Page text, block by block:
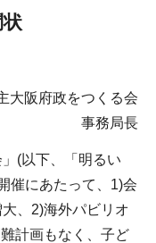
状
大阪府政をつくる会
事務局長
(以下、「明るい
催にあたって、1)会
、2)海外パビリオ
計画もなく、子ど